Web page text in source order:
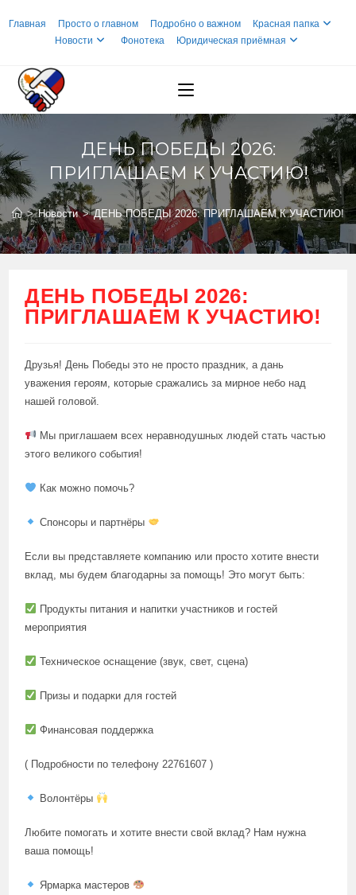
Главная Просто о главном Подробно о важном
Красная папка
Новости
Фонотека Юридическая приёмная
ДЕНЬ ПОБЕДЫ 2026:
ПРИГЛАШАЕМ К УЧАСТИЮ!
> Новости > ДЕНЬ ПОБЕДЫ 2026: ПРИГЛАШАЕМ К УЧАСТИЮ!
ДЕНЬ ПОБЕДЫ 2026:
ПРИГЛАШАЕМ К УЧАСТИЮ!
Друзья! День Победы это не просто праздник, а дань
уважения героям, которые сражались за мирное небо над
нашей головой.
Мы приглашаем всех неравнодушных людей стать частью
этого великого события!
Как можно помочь?
Спонсоры и партнёры
Если вы представляете компанию или просто хотите внести
вклад, мы будем благодарны за помощь! Это могут быть:
Продукты питания и напитки участников и гостей
мероприятия
Техническое оснащение (звук, свет, сцена)
Призы и подарки для гостей
Финансовая поддержка
( Подробности по телефону 22761607 )
Волонтёры
Любите помогать и хотите внести свой вклад? Нам нужна
ваша помощь!
Ярмарка мастеров